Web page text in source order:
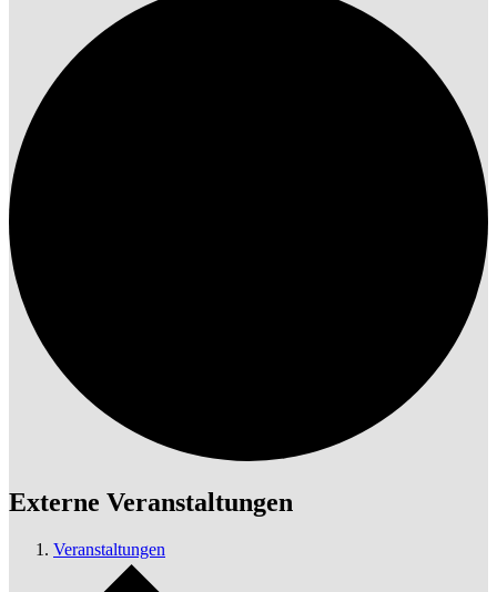
Externe Veranstaltungen
Veranstaltungen